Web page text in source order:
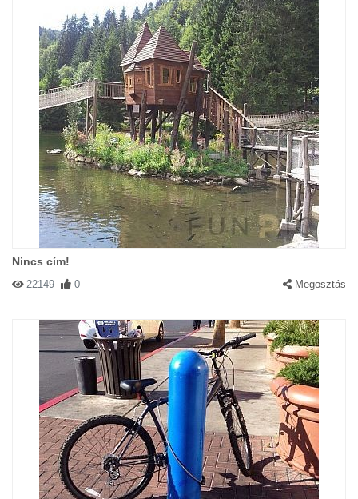
Nincs cím!
22149 0 Megosztás